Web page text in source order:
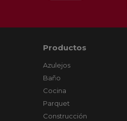
Productos
Azulejos
Baño
Cocina
Parquet
Construcción